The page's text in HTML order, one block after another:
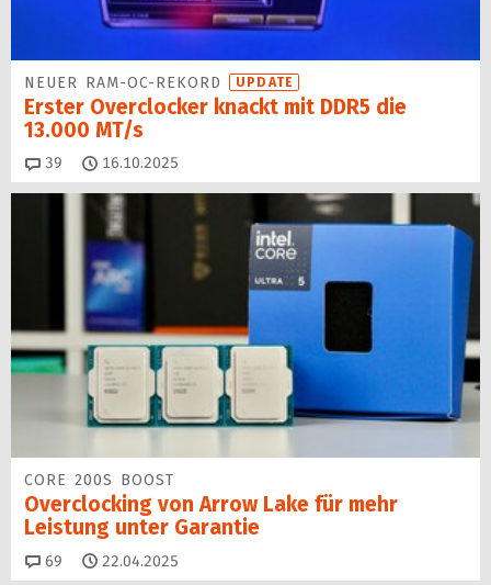
NEUER RAM-OC-REKORD UPDATE
Erster Overclocker knackt mit DDR5 die
13.000 MT/s
39 Kommentare
16.10.2025
CORE 200S BOOST
Overclocking von Arrow Lake für mehr
Leistung unter Garantie
69 Kommentare
22.04.2025